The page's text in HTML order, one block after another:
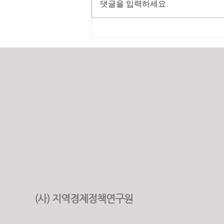
2025년 원가계산 실적
댓글을 입력하세요.
(사) 지역경제정책연구원